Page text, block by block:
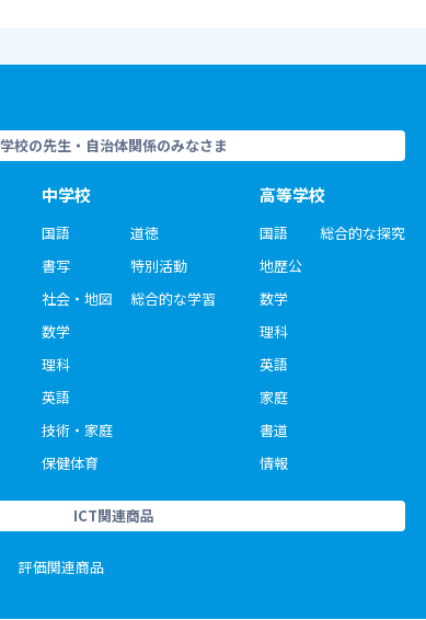
学校の先生・自治体関係のみなさま
中学校
国語
書写
社会・地図
数学
理科
英語
技術・家庭
保健体育
道徳
特別活動
総合的な学習
高等学校
国語
地歴公
数学
理科
英語
家庭
書道
情報
総合的な探究
ICT関連商品
評価関連商品